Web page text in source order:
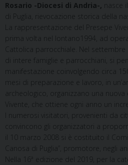
Rosario -Diocesi di Andria-, nasce
di Puglia, rievocazione storica della
La rappresentazione del Presepe
prima volta nel lontano1994, ad opera
Cattolica parrocchiale. Nel settembre
di intere famiglie e parrocchiani, si
manifestazione coinvolgendo circa
mesi di preparazione e lavoro, in
archeologico, organizzano una nuova
Vivente, che ottiene ogni anno un
I numerosi visitatori, provenienti da
convincono gli organizzatori a
il 10 marzo 2008 si è costituito il
Canosa di Puglia”, promotore, negli
Nella 16ª edizione del 2019, per la